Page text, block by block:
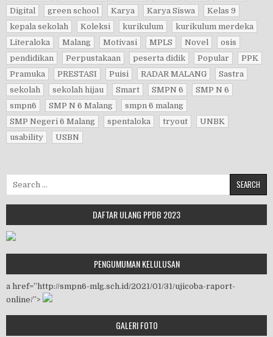
Digital
green school Karya Karya Siswa
Kelas 9
kepala sekolah
Koleksi kurikulum
kurikulum merdeka
Literaloka
Malang Motivasi MPLS Novel
osis
pendidikan
Perpustakaan peserta didik Popular
PPK
Pramuka
PRESTASI Puisi RADAR MALANG
Sastra
sekolah
sekolah hijau Smart SMPN 6
SMP N 6
smpn6
SMP N 6 Malang
smpn 6 malang
SMP Negeri 6 Malang
spentaloka tryout
UNBK
usability
USBN
Search for:
DAFTAR ULANG PPDB 2023
PENGUMUMAN KELULUSAN
a href=”http://smpn6-mlg.sch.id/2021/01/31/ujicoba-raport-
online/”>
GALERI FOTO